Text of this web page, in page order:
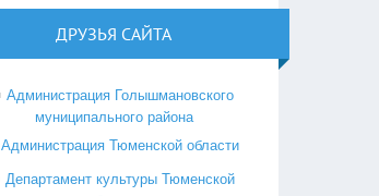
ДРУЗЬЯ САЙТА
Администрация Голышмановского
муниципального района
Администрация Тюменской области
Департамент культуры Тюменской